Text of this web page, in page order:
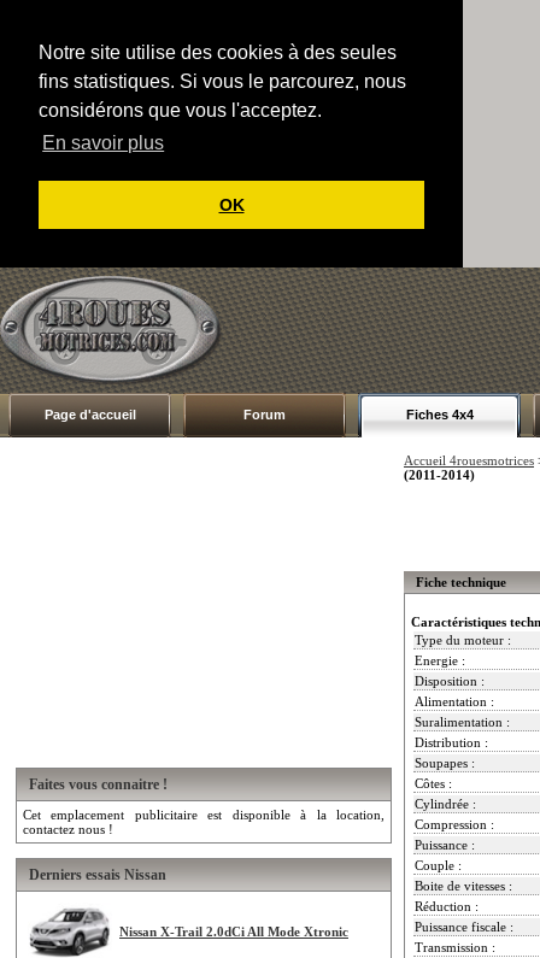
Notre site utilise des cookies à des seules
fins statistiques. Si vous le parcourez, nous
considérons que vous l'acceptez.
En savoir plus
OK
Page d'accueil Forum Fiches 4x4
Faites vous connaitre !
Cet emplacement publicitaire est disponible à la location,
contactez nous !
Derniers essais Nissan
Nissan X-Trail 2.0dCi All Mode Xtronic
Accueil 4rouesmotrices
(2011-2014)
Fiche technique
Caractéristiques
Type du moteur :
Energie :
Disposition :
Alimentation :
Suralimentation :
Distribution :
Soupapes :
Côtes :
Cylindrée :
Compression :
Puissance :
Couple :
Boite de vitesses :
Réduction :
Puissance fiscale :
Transmission :